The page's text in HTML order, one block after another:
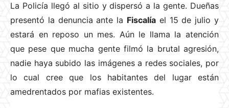
La Policía llegó al sitio y dispersó a la gente. Dueñas
presentó la denuncia ante la Fiscalía el 15 de julio y
estará en reposo un mes. Aún le llama la atención
que pese que mucha gente filmó la brutal agresión,
nadie haya subido las imágenes a redes sociales, por
lo cual cree que los habitantes del lugar están
amedrentados por mafias existentes.